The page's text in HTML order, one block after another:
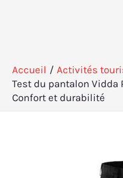
Accueil
Activités
Test du pantalon Vidda
Confort et durabilité